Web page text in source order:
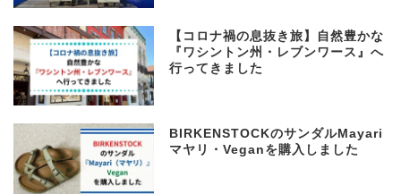
【コロナ禍の息抜き旅】自然豊かな
『ワシントン州・レブンワース』へ
行ってきました
BIRKENSTOCKのサンダルMayari
マヤリ・Veganを購入しました